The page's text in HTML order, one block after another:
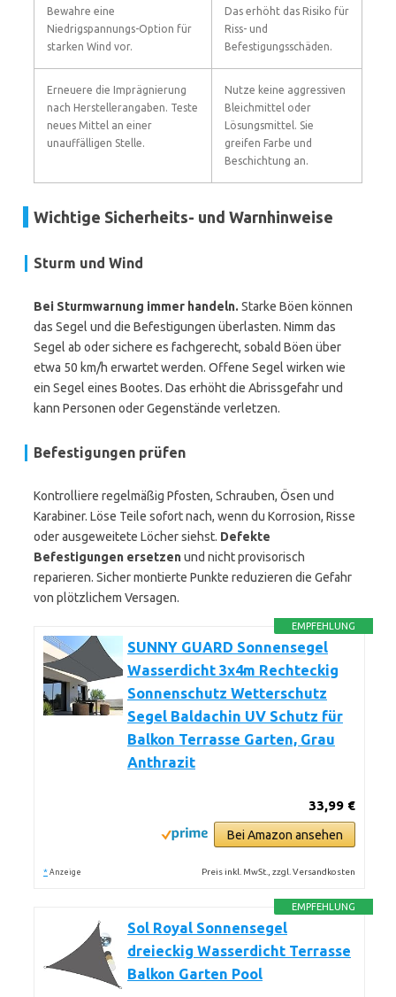
Bewahre eine
Niedrigspannungs-Option für
starken Wind vor.
Das erhöht das Risiko für
Riss- und
Befestigungsschäden.
Erneuere die Imprägnierung
nach Herstellerangaben. Teste
neues Mittel an einer
unauffälligen Stelle.
Nutze keine aggressiven
Bleichmittel oder
Lösungsmittel. Sie
greifen Farbe und
Beschichtung an.
Wichtige Sicherheits- und Warnhinweise
Sturm und Wind
Bei Sturmwarnung immer handeln. Starke Böen können
das Segel und die Befestigungen überlasten. Nimm das
Segel ab oder sichere es fachgerecht, sobald Böen über
etwa 50 km/h erwartet werden. Offene Segel wirken wie
ein Segel eines Bootes. Das erhöht die Abrissgefahr und
kann Personen oder Gegenstände verletzen.
Befestigungen prüfen
Kontrolliere regelmäßig Pfosten, Schrauben, Ösen und
Karabiner. Löse Teile sofort nach, wenn du Korrosion, Risse
oder ausgeweitete Löcher siehst. Defekte
Befestigungen ersetzenund nicht provisorisch
reparieren. Sicher montierte Punkte reduzieren die Gefahr
von plötzlichem Versagen.
EMPFEHLUNG
SUNNY GUARD Sonnensegel
Wasserdicht 3x4m Rechteckig
Sonnenschutz Wetterschutz
Segel Baldachin UV Schutz für
Balkon Terrasse Garten, Grau
Anthrazit
33,99 €
Bei Amazon ansehen
* Anzeige Preis inkl. MwSt., zzgl. Versandkosten
EMPFEHLUNG
Sol Royal Sonnensegel
dreieckig Wasserdicht Terrasse
Balkon Garten Pool